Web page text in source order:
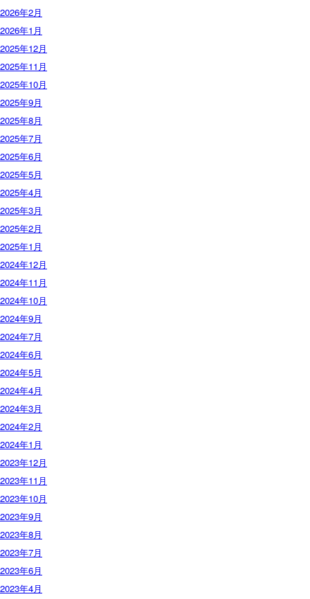
2026年2月
2026年1月
2025年12月
2025年11月
2025年10月
2025年9月
2025年8月
2025年7月
2025年6月
2025年5月
2025年4月
2025年3月
2025年2月
2025年1月
2024年12月
2024年11月
2024年10月
2024年9月
2024年7月
2024年6月
2024年5月
2024年4月
2024年3月
2024年2月
2024年1月
2023年12月
2023年11月
2023年10月
2023年9月
2023年8月
2023年7月
2023年6月
2023年4月